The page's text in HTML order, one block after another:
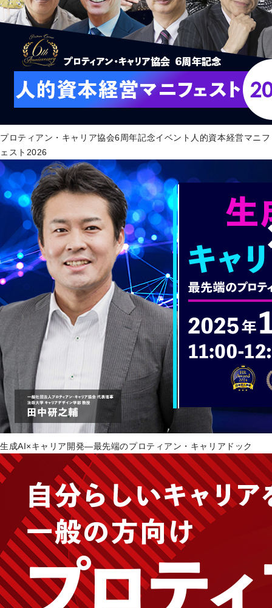
プロティアン・キャリア協会6周年記念イベント人的資本経営マニフ
ェスト2026
生成AI×キャリア開発―最先端のプロティアン・キャリアドック